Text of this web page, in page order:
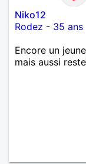
Niko12
Rodez - 35 ans
Encore un
mais aussi